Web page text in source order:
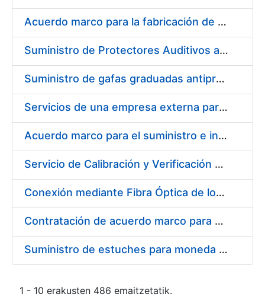
Erakutsi/Ezkutatu
Acuerdo marco para la fabricación de piezas
Suministro de Protectores Auditivos a medida para las personas trabajadoras de los Centros de Trabajo de Madrid y Burgos
Suministro de gafas graduadas antiproyecciones para los trabajadores de la FNMT-RCM en los centros de trabajo de Madrid y Burgos
Servicios de una empresa externa para el asesoramiento y resolución de los recursos de alzada que se presentan relacionados con procesos de selección para la FNMT-RCM
Acuerdo marco para el suministro e instalación de persianas, estores y otros complementos
Servicio de Calibración y Verificación Externa de los Equipos de Medición del Servicio de Prevención de la FNMT-RCM
Conexión mediante Fibra Óptica de los Centros de Proceso de Datos (CPDs) de las sedes de la FNMT-RCM de Burgos y Madrid
Contratación de acuerdo marco para el Suministro de Material de Electricidad para la Fábrica Nacional de Moneda y Timbre-Real Casa de la Moneda en su centro de trabajo de Burgos
Suministro de estuches para moneda de 30 €
1 - 10 erakusten 486 emaitzetatik.